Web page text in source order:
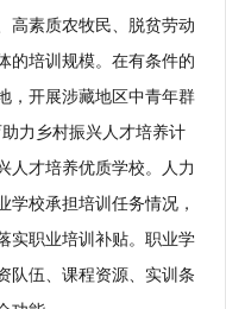
高素质农牧民、脱贫劳动
的培训规模。在有条件的
，开展涉藏地区中青年群
力乡村振兴人才培养计
人才培养优质学校。人力
学校承担培训任务情况，
实职业培训补贴。职业学
队伍、课程资源、实训条